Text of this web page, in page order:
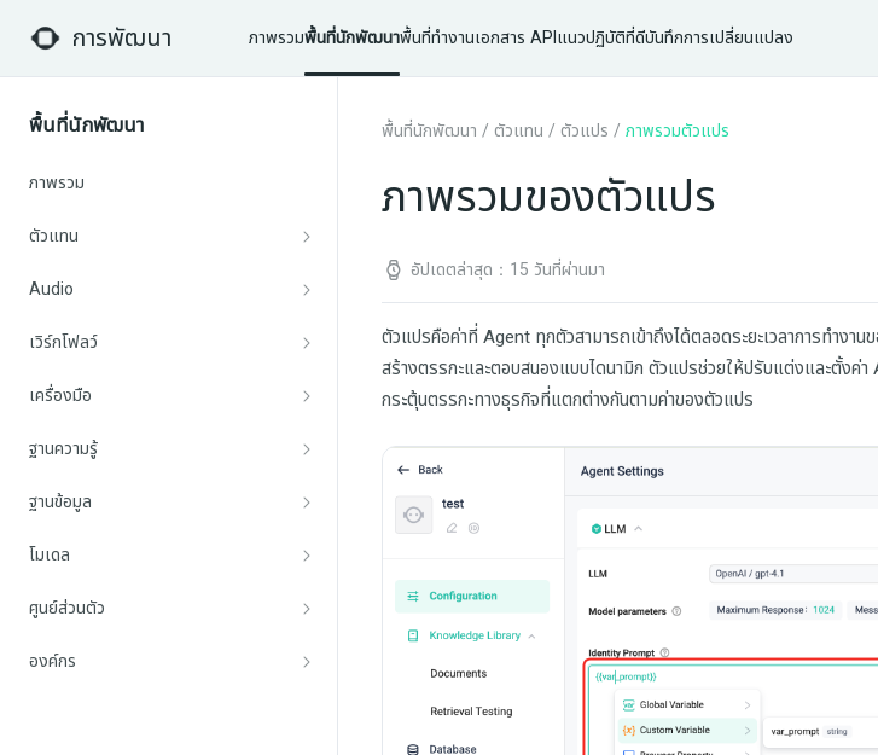
การพัฒนา ภาพรวมพื้นที่นักพัฒนาพื้นที่ทำงานเอกสาร APIแนวปฏิบัติที่ดีบันทึกการเปลี่ยนแปลง
พื้นที่นักพัฒนา
ภาพรวม
ตัวแทน
Audio
เวิร์กโฟลว์
เครื่องมือ
ฐานความรู้
ฐานข้อมูล
โมเดล
ศูนย์ส่วนตัว
องค์กร
พื้นที่นักพัฒนา / ตัวแทน / ตัวแปร / ภาพรวมตัวแปร
ภาพรวมของตัวแปร
อัปเดตล่าสุด：15 วันที่ผ่านมา
ตัวแปรคือค่าที่ Agent ทุกตัวสามารถเข้าถึงได้ตลอดระยะเวลาการทำง
สร้างตรรกะและตอบสนองแบบไดนามิก ตัวแปรช่วยให้ปรับแต่งและตั้งค่
กระตุ้นตรรกะทางธุรกิจที่แตกต่างกันตามค่าของตัวแปร